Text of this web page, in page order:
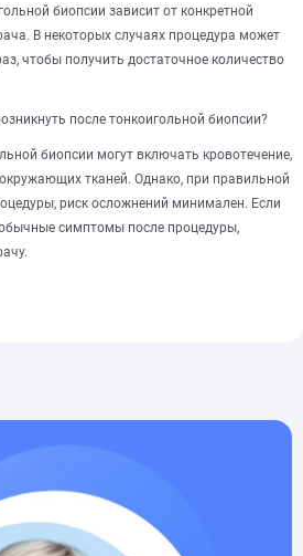
биопсии зависит от конкретной
В некоторых случаях процедура может
чтобы получить достаточное количество
после тонкоигольной биопсии?
биопсии могут включать кровотечение,
тканей. Однако, при правильной
риск осложнений минимален. Если
симптомы после процедуры,